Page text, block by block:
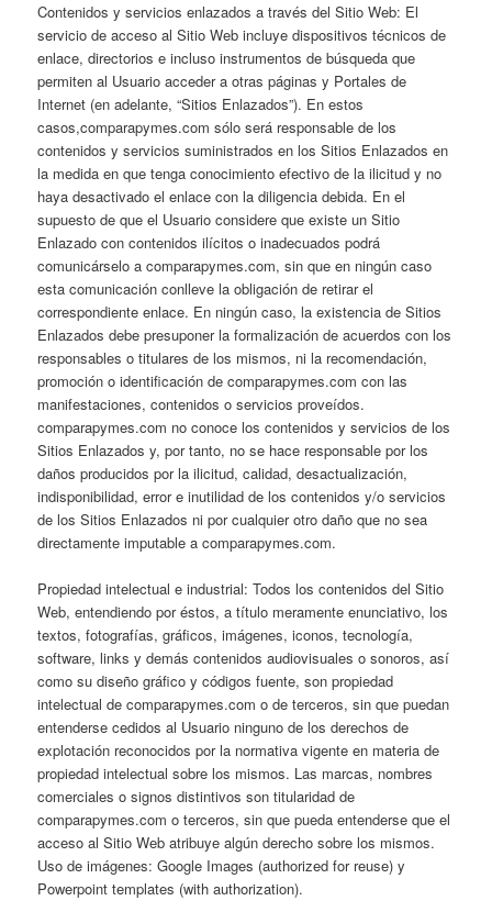
Contenidos y servicios enlazados a través del Sitio Web: El
servicio de acceso al Sitio Web incluye dispositivos técnicos de
enlace, directorios e incluso instrumentos de búsqueda que
permiten al Usuario acceder a otras páginas y Portales de
Internet (en adelante, “Sitios Enlazados”). En estos
casos,comparapymes.com sólo será responsable de los
contenidos y servicios suministrados en los Sitios Enlazados en
la medida en que tenga conocimiento efectivo de la ilicitud y no
haya desactivado el enlace con la diligencia debida. En el
supuesto de que el Usuario considere que existe un Sitio
Enlazado con contenidos ilícitos o inadecuados podrá
comunicárselo a comparapymes.com, sin que en ningún caso
esta comunicación conlleve la obligación de retirar el
correspondiente enlace. En ningún caso, la existencia de Sitios
Enlazados debe presuponer la formalización de acuerdos con los
responsables o titulares de los mismos, ni la recomendación,
promoción o identificación de comparapymes.com con las
manifestaciones, contenidos o servicios proveídos.
comparapymes.com no conoce los contenidos y servicios de los
Sitios Enlazados y, por tanto, no se hace responsable por los
daños producidos por la ilicitud, calidad, desactualización,
indisponibilidad, error e inutilidad de los contenidos y/o servicios
de los Sitios Enlazados ni por cualquier otro daño que no sea
directamente imputable a comparapymes.com.
Propiedad intelectual e industrial: Todos los contenidos del Sitio
Web, entendiendo por éstos, a título meramente enunciativo, los
textos, fotografías, gráficos, imágenes, iconos, tecnología,
software, links y demás contenidos audiovisuales o sonoros, así
como su diseño gráfico y códigos fuente, son propiedad
intelectual de comparapymes.com o de terceros, sin que puedan
entenderse cedidos al Usuario ninguno de los derechos de
explotación reconocidos por la normativa vigente en materia de
propiedad intelectual sobre los mismos. Las marcas, nombres
comerciales o signos distintivos son titularidad de
comparapymes.com o terceros, sin que pueda entenderse que el
acceso al Sitio Web atribuye algún derecho sobre los mismos.
Uso de imágenes: Google Images (authorized for reuse) y
Powerpoint templates (with authorization).